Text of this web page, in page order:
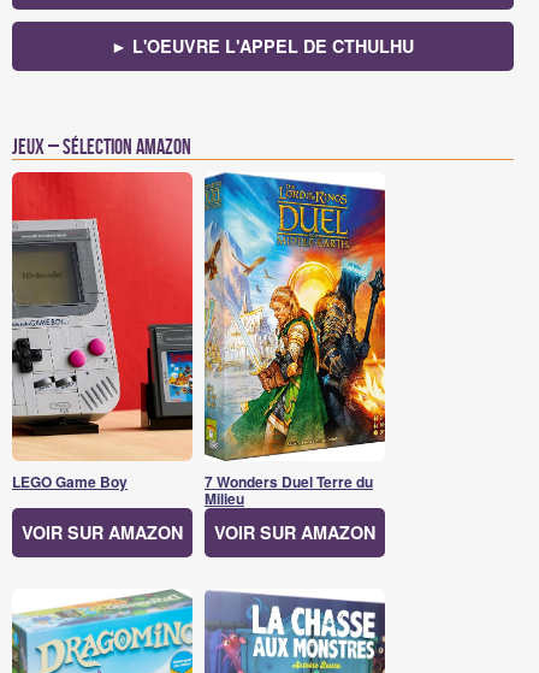
► L'OEUVRE L'APPEL DE CTHULHU
Jeux – Sélection Amazon
LEGO Game Boy
VOIR SUR AMAZON
7 Wonders Duel Terre du
Milieu
VOIR SUR AMAZON